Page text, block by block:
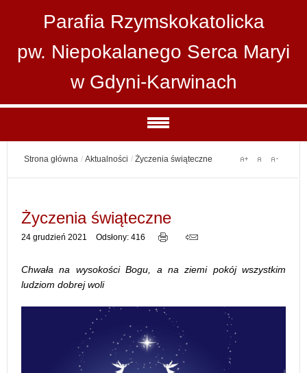
Parafia Rzymskokatolicka
pw. Niepokalanego Serca Maryi
w Gdyni-Karwinach
Strona główna / Aktualności / Życzenia świąteczne
Życzenia świąteczne
24 grudzień 2021 Odsłony: 416
Chwała na wysokości Bogu, a na ziemi pokój wszystkim
ludziom dobrej woli